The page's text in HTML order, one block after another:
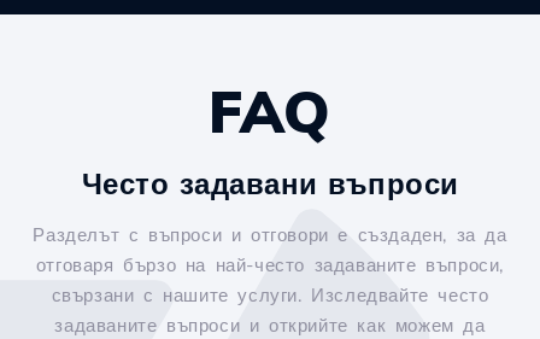
FAQ
Често задавани въпроси
Разделът с въпроси и отговори е създаден, за да
отговаря бързо на най-често задаваните въпроси,
свързани с нашите услуги. Изследвайте често
задаваните въпроси и открийте как можем да